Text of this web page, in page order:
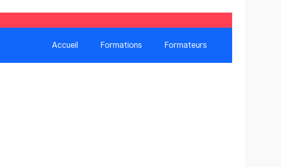
Accueil Formations Formateurs